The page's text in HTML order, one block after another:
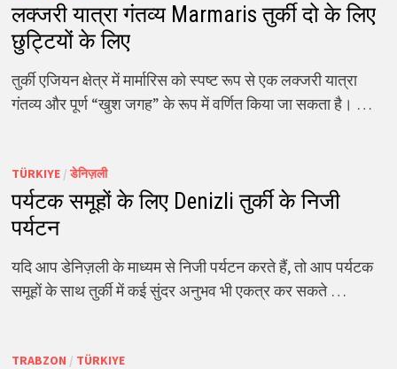
लक्जरी यात्रा गंतव्य Marmaris तुर्की दो के लिए
छुट्टियों के लिए
तुर्की एजियन क्षेत्र में मार्मारिस को स्पष्ट रूप से एक लक्जरी यात्रा
गंतव्य और पूर्ण “खुश जगह” के रूप में वर्णित किया जा सकता है। …
TÜRKIYE/डेनिज़ली
पर्यटक समूहों के लिए Denizli तुर्की के निजी
पर्यटन
यदि आप डेनिज़ली के माध्यम से निजी पर्यटन करते हैं, तो आप पर्यटक
समूहों के साथ तुर्की में कई सुंदर अनुभव भी एकत्र कर सकते …
TRABZON / TÜRKIYE